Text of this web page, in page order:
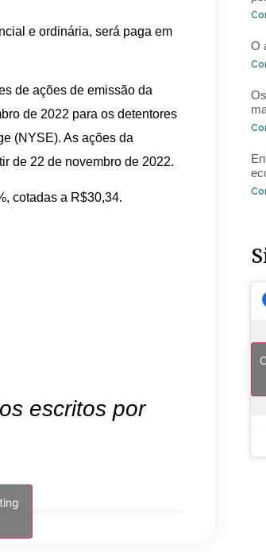
e ordinária, será paga em
de ações de emissão da
de 2022 para os detentores
(NYSE). As ações da
de 22 de novembro de 2022.
cotadas a R$30,34.
escritos por
O